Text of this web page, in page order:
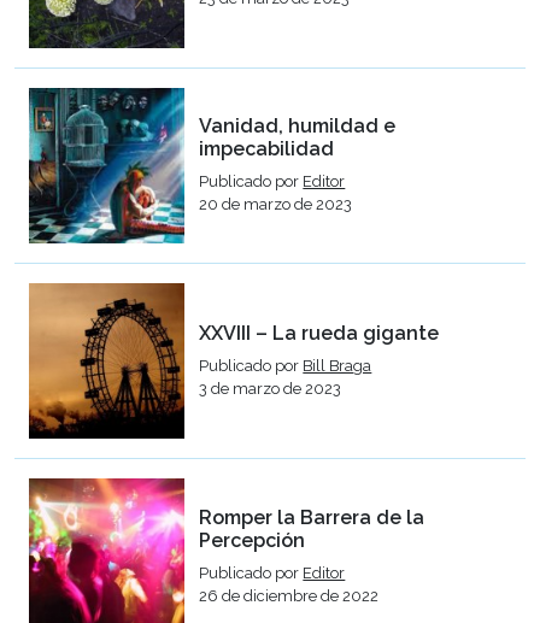
Vanidad, humildad e
impecabilidad
Publicado por Editor
20 de marzo de 2023
XXVIII – La rueda gigante
Publicado por Bill Braga
3 de marzo de 2023
Romper la Barrera de la
Percepción
Publicado por Editor
26 de diciembre de 2022